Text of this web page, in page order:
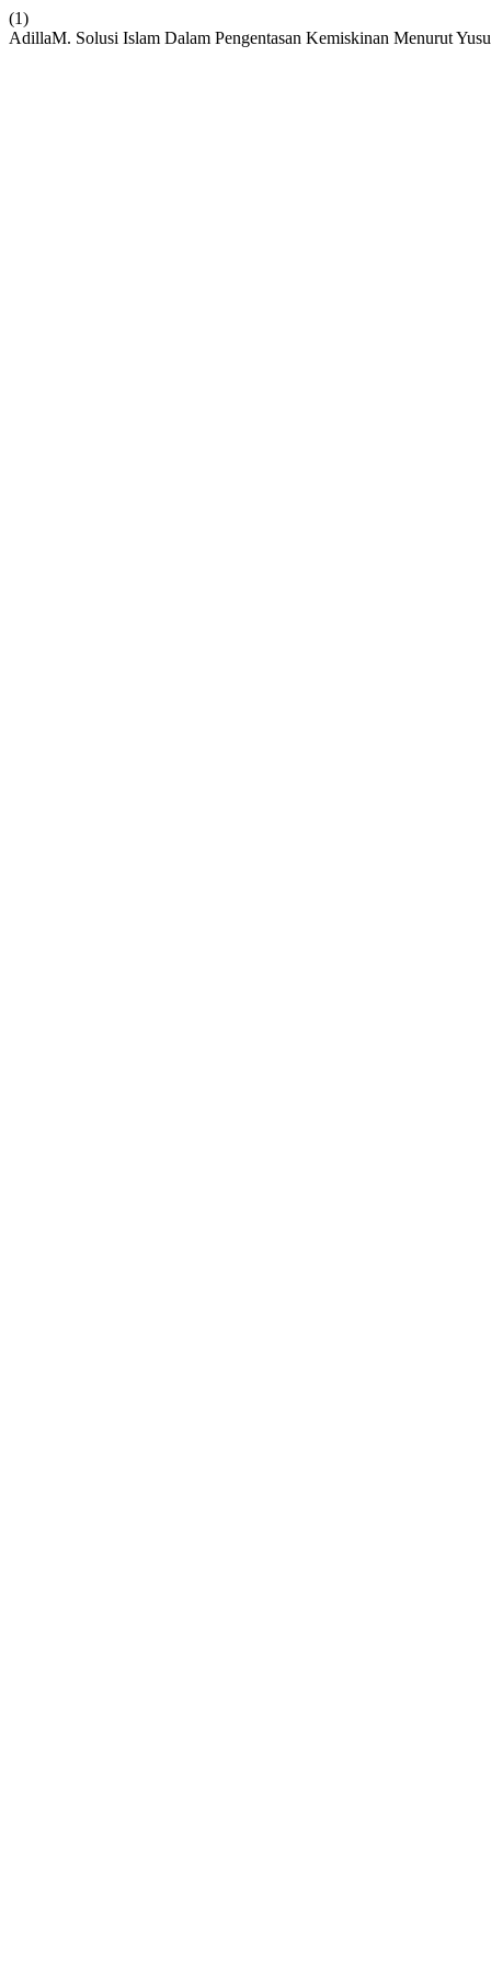
(1)
AdillaM. Solusi Islam Dalam Pengentasan Kemiskinan Menurut